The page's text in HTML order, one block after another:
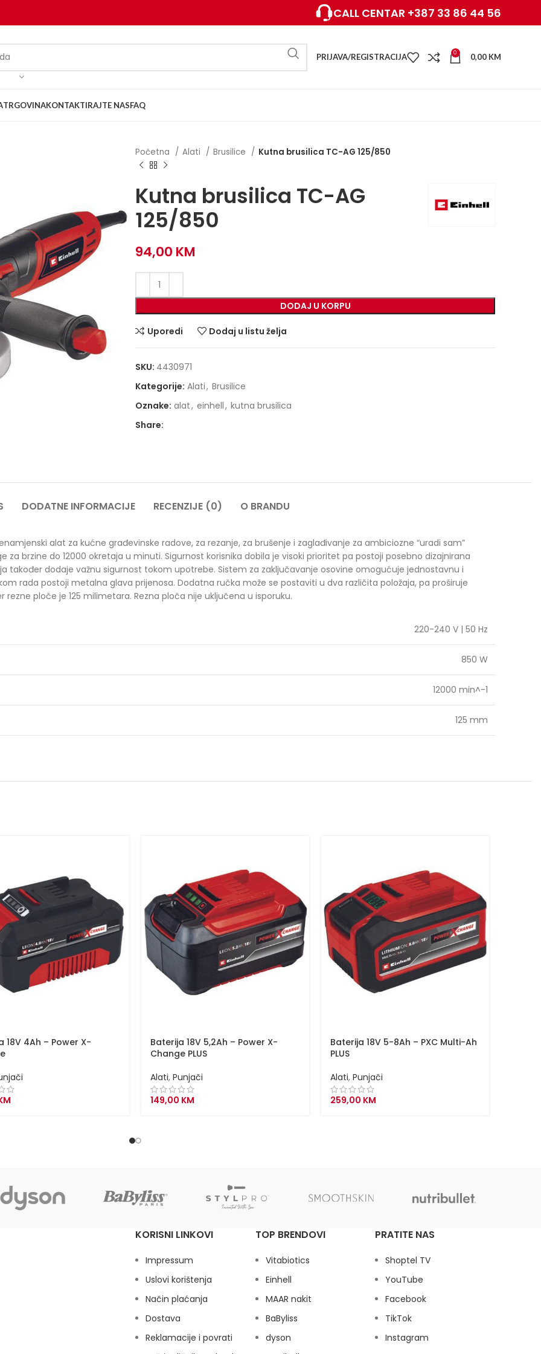
CALL CENTAR +387 33 86 44 56
PRIJAVA/REGISTRACIJA 0 0,00 KM
TRGOVINAKONTAKTIRAJTE NASFAQ
Početna Alati Brusilice Kutna brusilica TC-AG 125/850
Kutna brusilica TC-AG
125/850
94,00 KM
DODAJ U KORPU
Uporedi Dodaj u listu želja
SKU: 4430971
Kategorije: Alati, Brusilice
Oznake: alat, einhell, kutna brusilica
Share:
DODATNE INFORMACIJE RECENZIJE (0) O BRANDU
alat za kućne građevinske radove, za rezanje, za brušenje i zaglađivanje za ambiciozne “uradi sam”
za brzine do 12000 okretaja u minuti. Sigurnost korisnika dobila je visoki prioritet pa postoji posebno dizajnirana
također dodaje važnu sigurnost tokom upotrebe. Sistem za zaključavanje osovine omogućuje jednostavnu i
rada postoji metalna glava prijenosa. Dodatna ručka može se postaviti u dva različita položaja, pa proširuje
ploče je 125 milimetara. Rezna ploča nije uključena u isporuku.
220-240 V | 50 Hz
850 W
12000 min^-1
125 mm
18V 4Ah – Power X-
Baterija 18V 5,2Ah – Power X-
Change PLUS
Alati, Punjači
149,00 KM
Baterija 18V 5-8Ah – PXC Multi-Ah
PLUS
Alati, Punjači
259,00 KM
KORISNI LINKOVI
Impressum
Uslovi korištenja
Način plaćanja
Dostava
Reklamacije i povrati
TOP BRENDOVI
Vitabiotics
Einhell
MAAR nakit
BaByliss
dyson
PRATITE NAS
Shoptel TV
YouTube
Facebook
TikTok
Instagram